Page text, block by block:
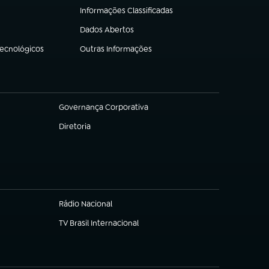
Informações Classificadas
(abre em nova aba)
Dados Abertos
(abre em nova aba)
Outras Informações
(abre em nova aba)
Governança Corporativa
(abre em nova aba)
Diretoria
(abre em nova aba)
Rádio Nacional
(abre em nova aba)
TV Brasil Internacional
(abre em nova aba)